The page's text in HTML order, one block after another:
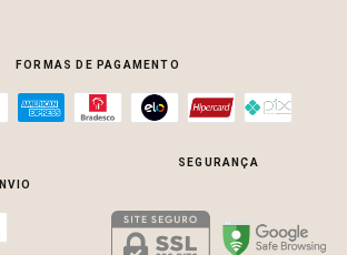
FORMAS DE PAGAMENTO
SEGURANÇA